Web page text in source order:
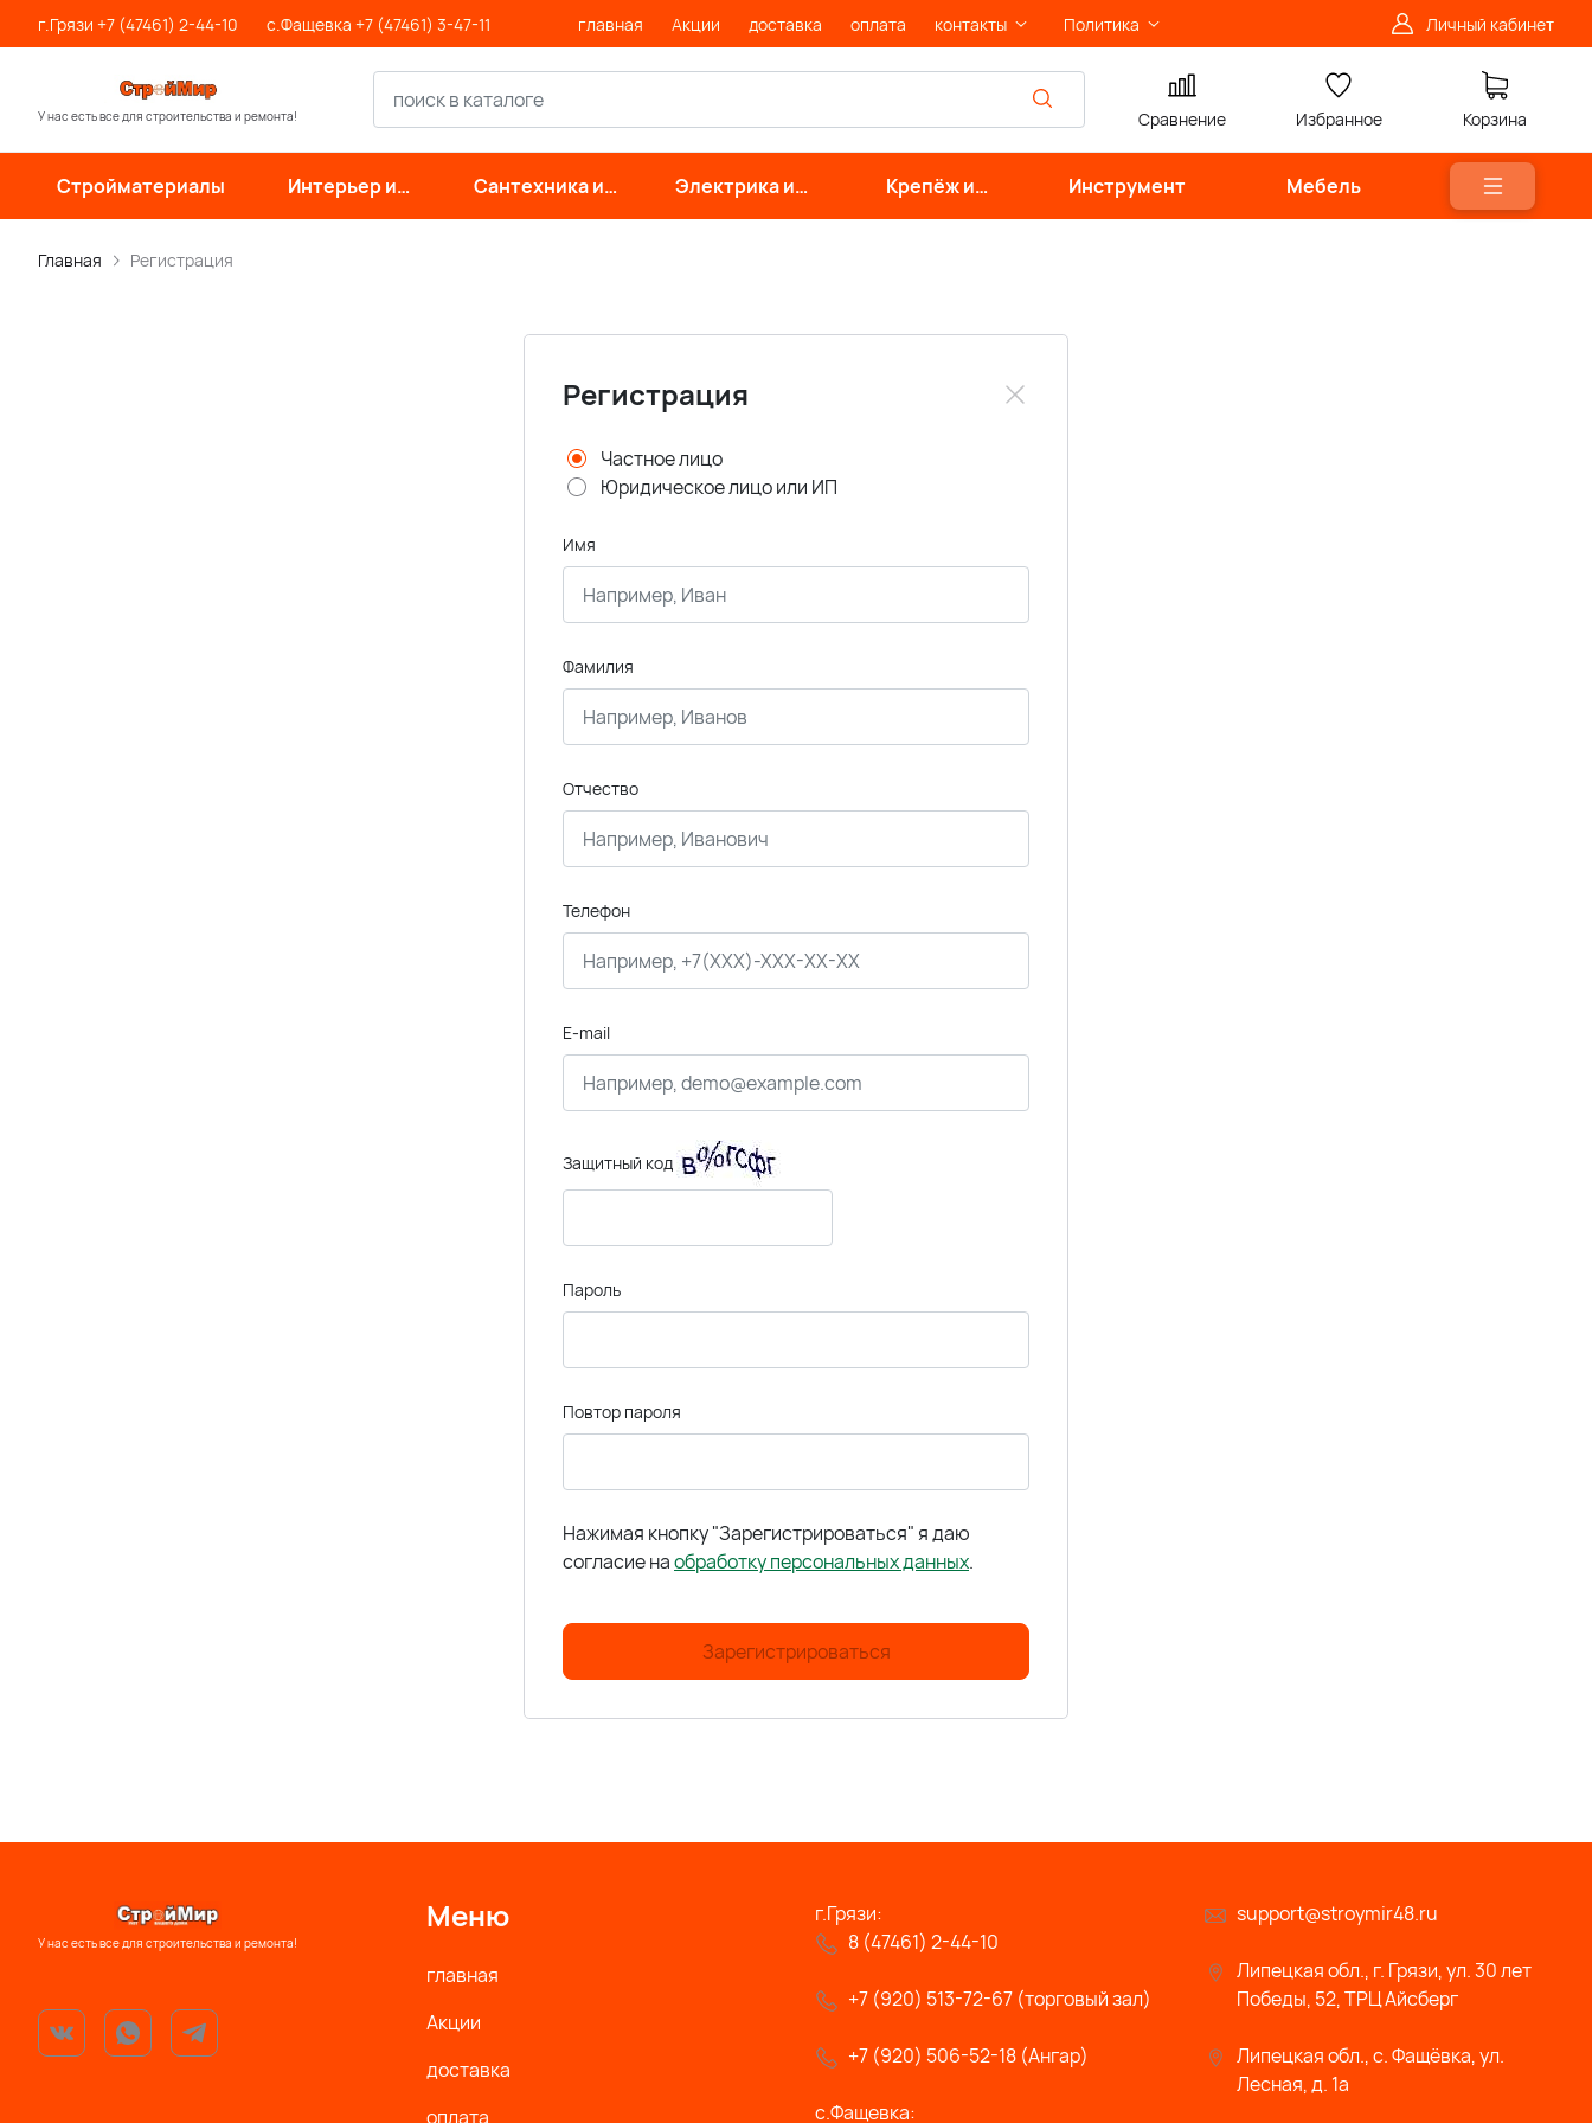
г.Грязи +7 (47461) 2-44-10 с.Фащевка +7 (47461) 3-47-11 главная Акции доставка оплата контакты Политика Личный кабинет
У нас есть все для строительства и ремонта! Сравнение Избранное Корзина
Стройматериалы
Интерьер и
отделка
Сантехника и
инженерные
Электрика и
свет
Крепёж и
фурнитура
Инструмент Мебель
Главная Регистрация
Регистрация
Частное лицо
Юридическое лицо или ИП
Имя
Фамилия
Отчество
Телефон
E-mail
Защитный код
Пароль
Повтор пароля
Нажимая кнопку "Зарегистрироваться" я даю
согласие наобработку персональных данных.
Зарегистрироваться
У нас есть все для строительства и ремонта!
support@stroymir48.ru
Липецкая обл., г. Грязи, ул. 30 лет
Победы, 52, ТРЦ Айсберг
Липецкая обл., с. Фащёвка, ул.
Лесная, д. 1а
Меню
главная
Акции
доставка
оплата
г.Грязи:
8 (47461) 2-44-10
+7 (920) 513-72-67 (торговый зал)
+7 (920) 506-52-18 (Ангар)
с.Фащевка: